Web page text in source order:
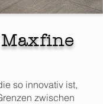
so innovativ ist,
zwischen